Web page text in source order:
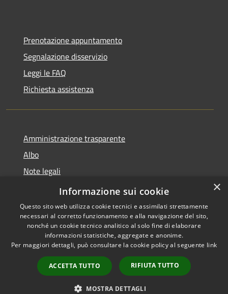
Prenotazione appuntamento
Segnalazione disservizio
Leggi le FAQ
Richiesta assistenza
Amministrazione trasparente
Albo
Note legali
Dichiarazione di accessibilità
Accessibilità
Copyright © 2026 • Città di
Brugherio • Powered by
Municipium•
Accesso
redazione
×
Informazione sui cookie
Questo sito web utilizza cookie tecnici e assimilati strettamente
necessari al corretto funzionamento e alla navigazione del sito,
nonché un cookie tecnico analitico al solo fine di elaborare
informazioni statistiche, aggregate e anonime.
Per maggiori dettagli, può consultare la cookie policy al seguente link
ACCETTA TUTTO RIFIUTA TUTTO
MOSTRA DETTAGLI